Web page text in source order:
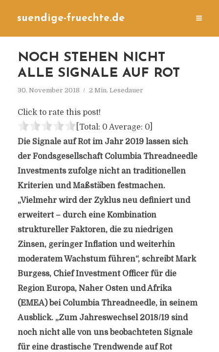
suendige-fruechte.de
NOCH STEHEN NICHT
ALLE SIGNALE AUF ROT
30. November 2018 2 Min. Lesedauer
Click to rate this post!
[Total: 0 Average: 0]
Die Signale auf Rot im Jahr 2019 lassen sich
der Fondsgesellschaft Columbia Threadneedle
Investments zufolge nicht an traditionellen
Kriterien und Maßstäben festmachen.
„Vielmehr wird der Zyklus neu definiert und
erweitert – durch eine Kombination
struktureller Faktoren, die zu niedrigen
Zinsen, geringer Inflation und weiterhin
moderatem Wachstum führen“, schreibt Mark
Burgess, Chief Investment Officer für die
Region Europa, Naher Osten und Afrika
(EMEA) bei Columbia Threadneedle, in seinem
Ausblick. „Zum Jahreswechsel 2018/19 sind
noch nicht alle von uns beobachteten Signale
für eine drastische Trendwende auf Rot